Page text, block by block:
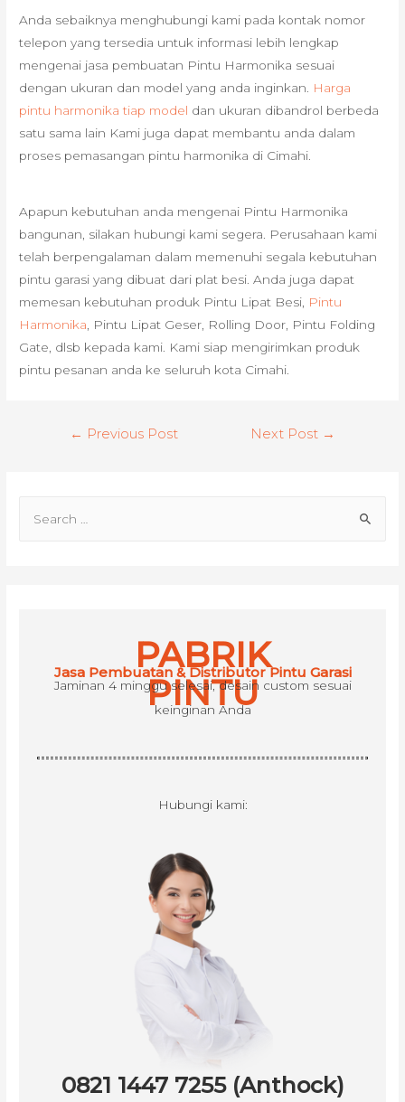
Anda sebaiknya menghubungi kami pada kontak nomor
telepon yang tersedia untuk informasi lebih lengkap
mengenai jasa pembuatan Pintu Harmonika sesuai
dengan ukuran dan model yang anda inginkan.
Harga
pintu harmonika tiap model dan ukuran dibandrol berbeda
satu sama lain Kami juga dapat membantu anda dalam
proses pemasangan pintu harmonika di Cimahi.
Apapun kebutuhan anda mengenai Pintu Harmonika
bangunan, silakan hubungi kami segera. Perusahaan kami
telah berpengalaman dalam memenuhi segala kebutuhan
pintu garasi yang dibuat dari plat besi. Anda juga dapat
memesan kebutuhan produk Pintu Lipat Besi, Pintu
Harmonika , Pintu Lipat Geser, Rolling Door, Pintu Folding
Gate, dlsb kepada kami. Kami siap mengirimkan produk
pintu pesanan anda ke seluruh kota Cimahi.
← Previous Post Next Post →
PABRIK
PINTU
Jasa Pembuatan & Distributor Pintu Garasi
Jaminan 4 minggu selesai, desain custom sesuai
keinginan Anda
Hubungi kami:
0821 1447 7255 (Anthock)